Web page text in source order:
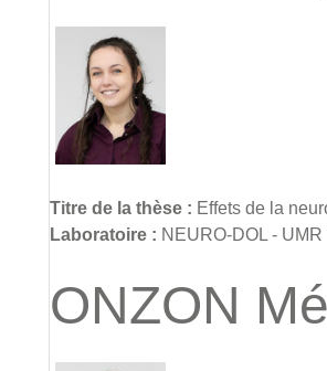
Titre de la thèse : Effets de la
Laboratoire : NEURO-DOL -
ONZON